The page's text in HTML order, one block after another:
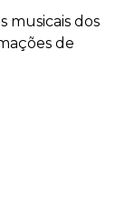
musicais dos
de